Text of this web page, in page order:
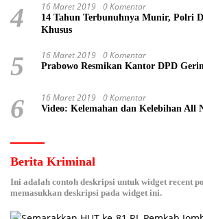
4 16 Maret 2019 0 Komentar
14 Tahun Terbunuhnya Munir, Polri
Khusus
5 16 Maret 2019 0 Komentar
Prabowo Resmikan Kantor DPD
6 16 Maret 2019 0 Komentar
Video: Kelemahan dan Kelebihan All
Berita Kriminal
Ini adalah contoh deskripsi untuk widget recent
memasukkan deskripsi pada widget ini.